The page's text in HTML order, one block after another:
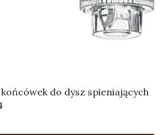
do dysz spieniających